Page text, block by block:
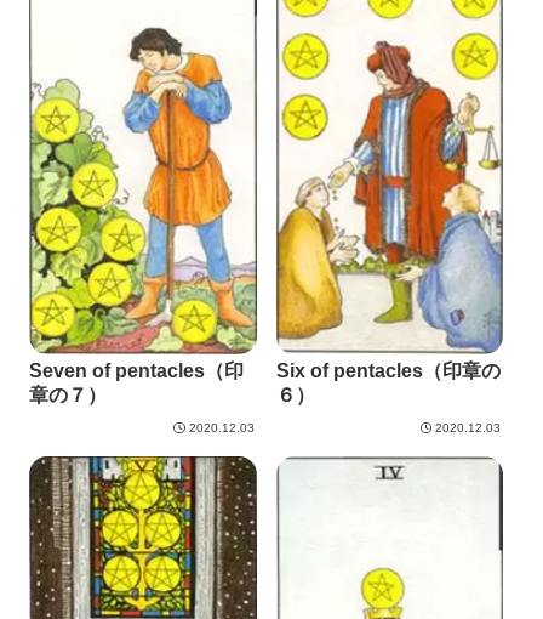
Seven of pentacles（印
章の７）
2020.12.03
Six of pentacles（印章の
６）
2020.12.03